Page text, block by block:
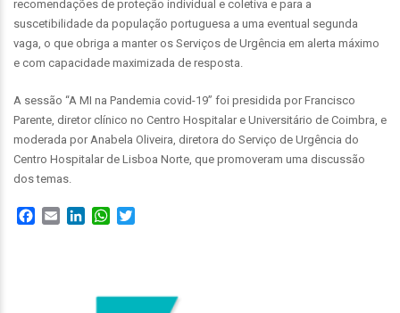
recomendações de proteção individual e coletiva e para a
suscetibilidade da população portuguesa a uma eventual segunda
vaga, o que obriga a manter os Serviços de Urgência em alerta máximo
e com capacidade maximizada de resposta.
A sessão “A MI na Pandemia covid-19” foi presidida por Francisco
Parente, diretor clínico no Centro Hospitalar e Universitário de Coimbra, e
moderada por Anabela Oliveira, diretora do Serviço de Urgência do
Centro Hospitalar de Lisboa Norte, que promoveram uma discussão
dos temas.
Facebook
Email LinkedInWhatsApp